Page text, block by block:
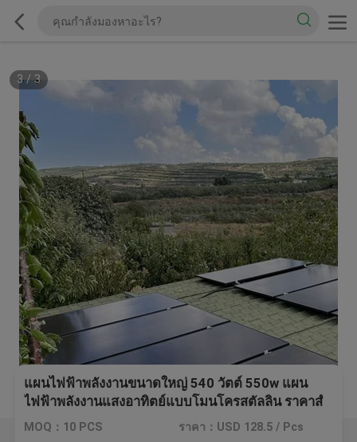
3/ 3
แผนไฟฟ้าพลังงานขนาดใหญ่ 540 วัตต์ 550w แผน
ไฟฟ้าพลังงานแสงอาทิตย์แบบโมนโครสตัลลิน ราคาสํ
าหรับบ้าน
MOQ：10 PCS ราคา：USD 128.5 / Pcs